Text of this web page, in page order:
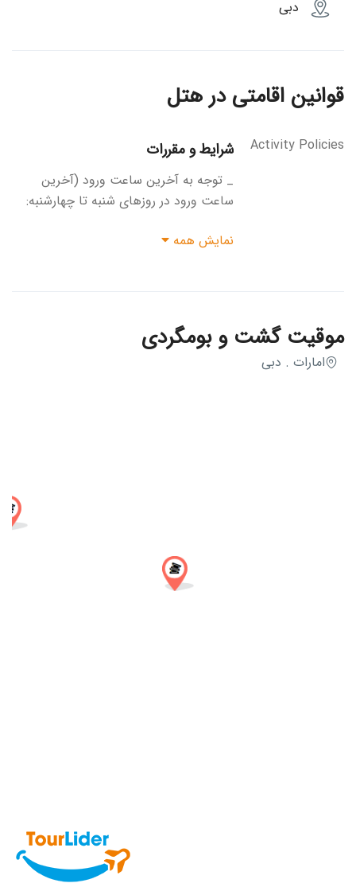
دبی
قوانین اقامتی در هتل
Activity Policies شرایط و مقررات
_ توجه به آخرین ساعت ورود (آخرین
ساعت ورود در روزهای شنبه تا چهارشنبه:
معلولیت _ نمایش بلیط الکترونیکی هنگام
نمایش همه
موقیت گشت و بومگردی
امارات . دبی